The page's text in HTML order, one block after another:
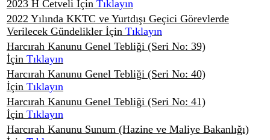
2023 H Cetveli İçin Tıklayın
2022 Yılında KKTC ve Yurtdışı Geçici Görevlerde
Verilecek Gündelikler İçin Tıklayın
Harcırah Kanunu Genel Tebliği (Seri No: 39)
İçin Tıklayın
Harcırah Kanunu Genel Tebliği (Seri No: 40)
İçin Tıklayın
Harcırah Kanunu Genel Tebliği (Seri No: 41)
İçin Tıklayın
Harcırah Kanunu Sunum (Hazine ve Maliye Bakanlığı)